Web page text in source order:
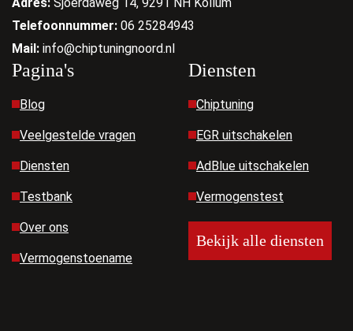
Telefoonnummer: 06 25284943
Mail: info@chiptuningnoord.nl
Pagina's
Blog
Veelgestelde vragen
Diensten
Testbank
Over ons
Vermogenstoename
Diensten
Chiptuning
EGR uitschakelen
AdBlue uitschakelen
Vermogenstest
Bekijk alle diensten